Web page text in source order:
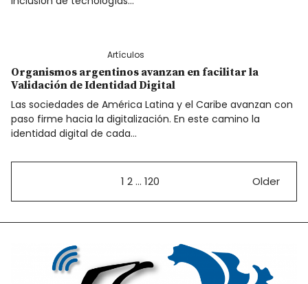
Artículos
Organismos argentinos avanzan en facilitar la
Validación de Identidad Digital
Las sociedades de América Latina y el Caribe avanzan con
paso firme hacia la digitalización. En este camino la
identidad digital de cada…
1 2… 120 Older